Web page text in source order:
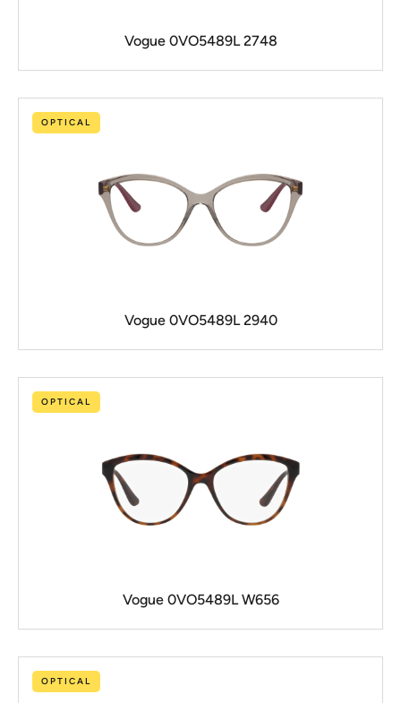
Vogue 0VO5489L 2748
OPTICAL
Vogue 0VO5489L 2940
OPTICAL
Vogue 0VO5489L W656
OPTICAL